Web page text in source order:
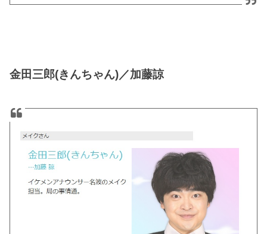
金田三郎(きんちゃん)／加藤諒